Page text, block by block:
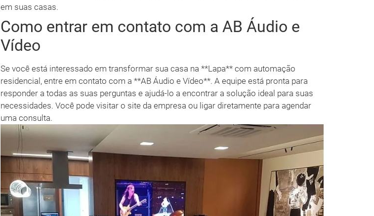
em suas casas.
Como entrar em contato com a AB Áudio e
Vídeo
Se você está interessado em transformar sua casa na **Lapa** com automação
residencial, entre em contato com a **AB Áudio e Vídeo**. A equipe está pronta para
responder a todas as suas perguntas e ajudá-lo a encontrar a solução ideal para suas
necessidades. Você pode visitar o site da empresa ou ligar diretamente para agendar
uma consulta.